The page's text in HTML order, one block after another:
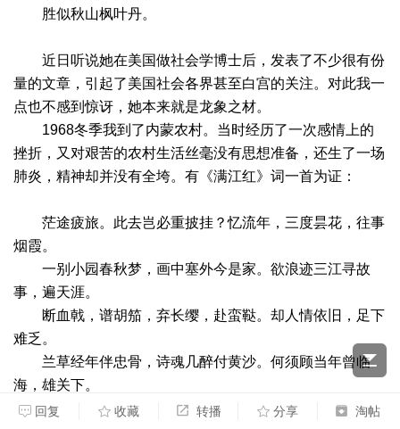
胜似秋山枫叶丹。
近日听说她在美国做社会学博士后，发表了不少很有份
量的文章，引起了美国社会各界甚至白宫的关注。对此我一
点也不感到惊讶，她本来就是龙象之材。
1968冬季我到了内蒙农村。当时经历了一次感情上的
挫折，又对艰苦的农村生活丝毫没有思想准备，还生了一场
肺炎，精神却并没有全垮。有《满江红》词一首为证：
茫途疲旅。此去岂必重披挂？忆流年，三度昙花，往事
烟霞。
一别小园春秋梦，画中塞外今是家。欲浪迹三江寻故
事，遍天涯。
断血戟，谱胡笳，弃长缨，赴蛮鞑。却人情依旧，足下
难乏。
兰草经年伴忠骨，诗魂几醉付黄沙。何须顾当年曾临
海，雄关下。
回复 收藏 转播 分享 淘帖